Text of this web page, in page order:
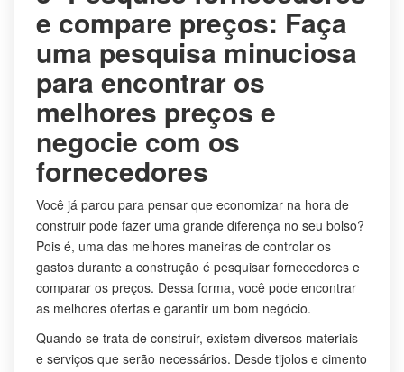
e compare preços: Faça
uma pesquisa minuciosa
para encontrar os
melhores preços e
negocie com os
fornecedores
Você já parou para pensar que economizar na hora de
construir pode fazer uma grande diferença no seu bolso?
Pois é, uma das melhores maneiras de controlar os
gastos durante a construção é pesquisar fornecedores e
comparar os preços. Dessa forma, você pode encontrar
as melhores ofertas e garantir um bom negócio.
Quando se trata de construir, existem diversos materiais
e serviços que serão necessários. Desde tijolos e cimento